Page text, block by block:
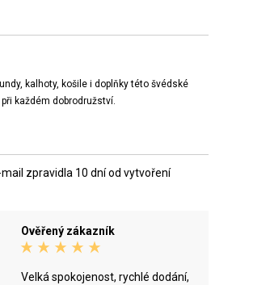
kalhoty, košile i doplňky této švédské
každém dobrodružství.
zpravidla 10 dní od vytvoření
Ověřený zákazník
Velká spokojenost, rychlé dodání,